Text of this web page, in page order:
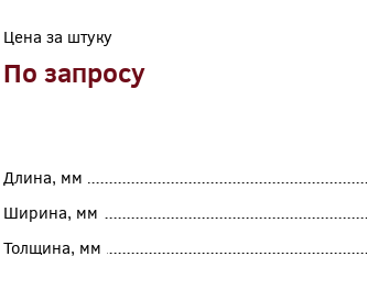
Цена за штуку
По запросу
Длина, мм
Ширина, мм
Толщина, мм